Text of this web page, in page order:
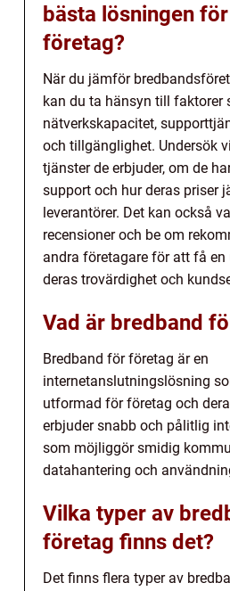
bästa lösningen
företag?
När du jämför
kan du ta hänsyn till faktorer
nätverkskapacitet,
och tillgänglighet. Undersök
tjänster de erbjuder, om de
support och hur deras priser
leverantörer. Det kan också
recensioner och be om
andra företagare för att få
deras trovärdighet och
Vad är bredband
Bredband för företag är en
internetanslutningslösning
utformad för företag och
erbjuder snabb och pålitlig
som möjliggör smidig
datahantering och
Vilka typer av
företag finns det?
Det finns flera typer av